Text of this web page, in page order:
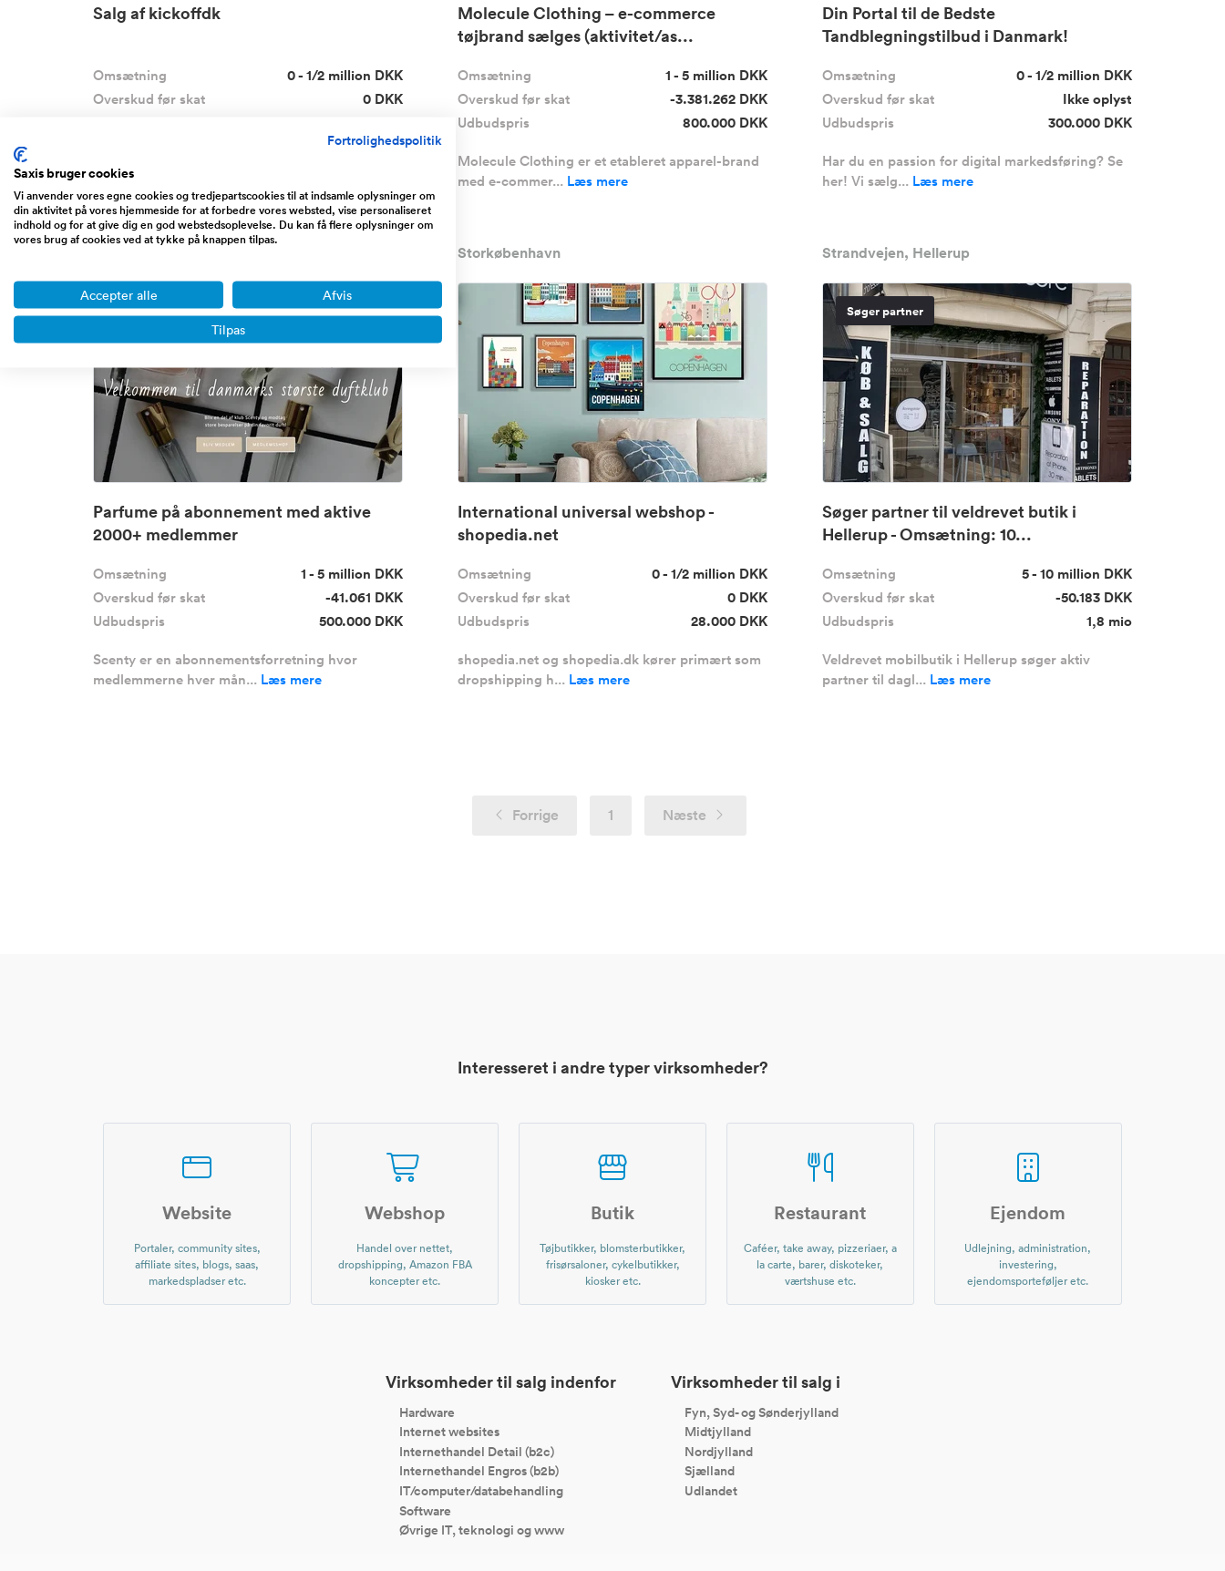
Salg af kickoffdk
Omsætning
0 - 1/2 million DKK
Overskud før skat
0 DKK
forfra me...
Molecule Clothing – e-commerce
tøjbrand sælges (aktivitet/as...
Omsætning
1 - 5 million DKK
Overskud før skat
-3.381.262 DKK
Udbudspris
800.000 DKK
Molecule Clothing er et etableret apparel-brand
med e-commer... Læs mere
Din Portal til de Bedste
Tandblegningstilbud i Danmark!
Omsætning
0 - 1/2 million DKK
Overskud før skat
Ikke oplyst
Udbudspris
300.000 DKK
Har du en passion for digital markedsføring? Se
her! Vi sælg... Læs mere
Parfume på abonnement med aktive
2000+ medlemmer
Omsætning
1 - 5 million DKK
Overskud før skat
-41.061 DKK
Udbudspris
500.000 DKK
Scenty er en abonnementsforretning hvor
medlemmerne hver mån... Læs mere
Storkøbenhavn
International universal webshop -
shopedia.net
Omsætning
0 - 1/2 million DKK
Overskud før skat
0 DKK
Udbudspris
28.000 DKK
shopedia.net og shopedia.dk kører primært som
dropshipping h... Læs mere
Strandvejen, Hellerup
Søger partner
Søger partner til veldrevet butik i
Hellerup - Omsætning: 10...
Omsætning
5 - 10 million DKK
Overskud før skat
-50.183 DKK
Udbudspris
1,8 mio
Veldrevet mobilbutik i Hellerup søger aktiv
partner til dagl... Læs mere
Forrige 1 Næste
Interesseret i andre typer virksomheder?
Website
Portaler, community sites,
affiliate sites, blogs, saas,
markedspladser etc.
Webshop
Handel over nettet,
dropshipping, Amazon FBA
koncepter etc.
Butik
Tøjbutikker, blomsterbutikker,
frisørsaloner, cykelbutikker,
kiosker etc.
Restaurant
Caféer, take away, pizzeriaer, a
la carte, barer, diskoteker,
værtshuse etc.
Ejendom
Udlejning, administration,
investering,
ejendomsporteføljer etc.
Virksomheder til salg indenfor
Hardware
Internet websites
Internethandel Detail (b2c)
Internethandel Engros (b2b)
IT/computer/databehandling
Software
Øvrige IT, teknologi og www
Virksomheder til salg i
Fyn, Syd- og Sønderjylland
Midtjylland
Nordjylland
Sjælland
Udlandet
Fortrolighedspolitik
Saxis bruger cookies
Vi anvender vores egne cookies og tredjepartscookies til at indsamle oplysninger om
din aktivitet på vores hjemmeside for at forbedre vores websted, vise personaliseret
indhold og for at give dig en god webstedsoplevelse. Du kan få flere oplysninger om
vores brug af cookies ved at tykke på knappen tilpas.
Accepter alle Afvis
Tilpas